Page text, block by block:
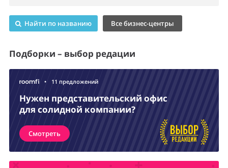
Найти по названию Все бизнес-центры
Подборки – выбор редации
• 11 предложений
Нужен представительский офис
для солидной компании?
Смотреть